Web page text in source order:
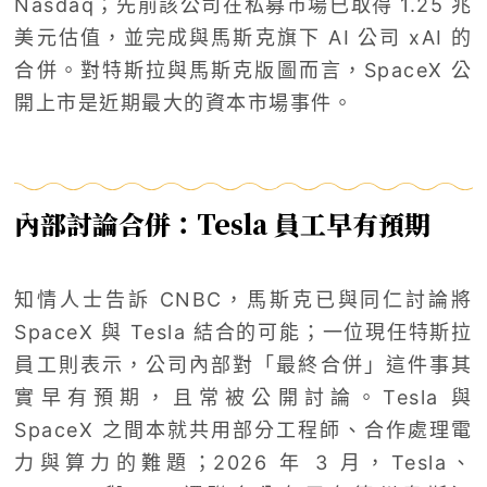
Nasdaq；先前該公司在私募市場已取得 1.25 兆
美元估值，並完成與馬斯克旗下 AI 公司 xAI 的
合併。對特斯拉與馬斯克版圖而言，SpaceX 公
開上市是近期最大的資本市場事件。
內部討論合併：Tesla 員工早有預期
知情人士告訴 CNBC，馬斯克已與同仁討論將
SpaceX 與 Tesla 結合的可能；一位現任特斯拉
員工則表示，公司內部對「最終合併」這件事其
實早有預期，且常被公開討論。Tesla 與
SpaceX 之間本就共用部分工程師、合作處理電
力與算力的難題；2026 年 3 月，Tesla、